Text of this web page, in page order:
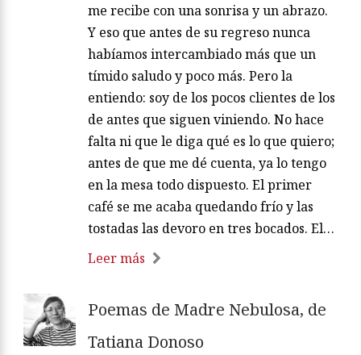
me recibe con una sonrisa y un abrazo.
Y eso que antes de su regreso nunca
habíamos intercambiado más que un
tímido saludo y poco más. Pero la
entiendo: soy de los pocos clientes de los
de antes que siguen viniendo. No hace
falta ni que le diga qué es lo que quiero;
antes de que me dé cuenta, ya lo tengo
en la mesa todo dispuesto. El primer
café se me acaba quedando frío y las
tostadas las devoro en tres bocados. El…
Leer más
Poemas de Madre Nebulosa, de
Tatiana Donoso